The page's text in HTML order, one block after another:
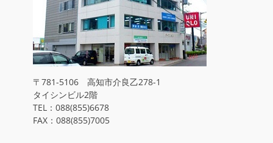
〒781-5106 高知市介良乙278-1
タイシンビル2階
TEL：088(855)6678
FAX：088(855)7005